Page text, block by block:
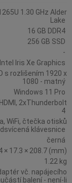
1.30 GHz Alder
Lake
16 GB DDR4
256 GB SSD
-
Intel Iris Xe Graphics
s rozlišením 1920 x
1080 - matný
Windows 11 Pro
2xThunderbolt
4
WiFi, čtečka otisků
klávesnice
černá
× 17.3 × 208.7 (mm)
1.22 kg
vč. napájecího
balení - není-li